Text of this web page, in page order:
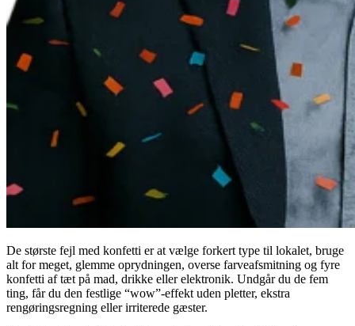
De største fejl med konfetti er at vælge forkert type til lokalet, bruge
alt for meget, glemme oprydningen, overse farveafsmitning og fyre
konfetti af tæt på mad, drikke eller elektronik. Undgår du de fem
ting, får du den festlige “wow”-effekt uden pletter, ekstra
rengøringsregning eller irriterede gæster.